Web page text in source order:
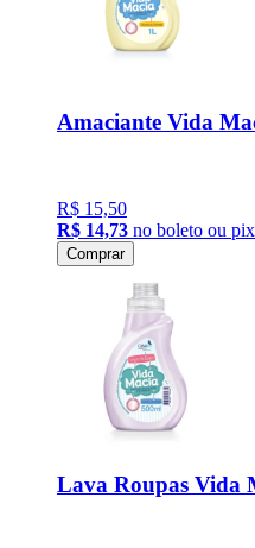
Amaciante Vida
R$ 15,50
R$ 14,73 no boleto ou pix
Comprar
Lava Roupas Vida